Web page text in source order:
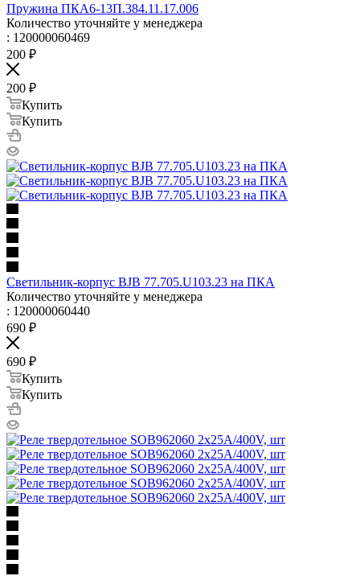
Пружина ПКА6-13П.384.11.17.006
Количество уточняйте у менеджера
: 120000060469
200 ₽
200 ₽
Купить
Купить
Светильник-корпус BJB 77.705.U103.23 на ПКА
Количество уточняйте у менеджера
: 120000060440
690 ₽
690 ₽
Купить
Купить